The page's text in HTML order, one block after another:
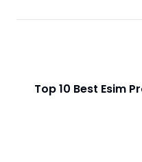
Top 10 Best Esim